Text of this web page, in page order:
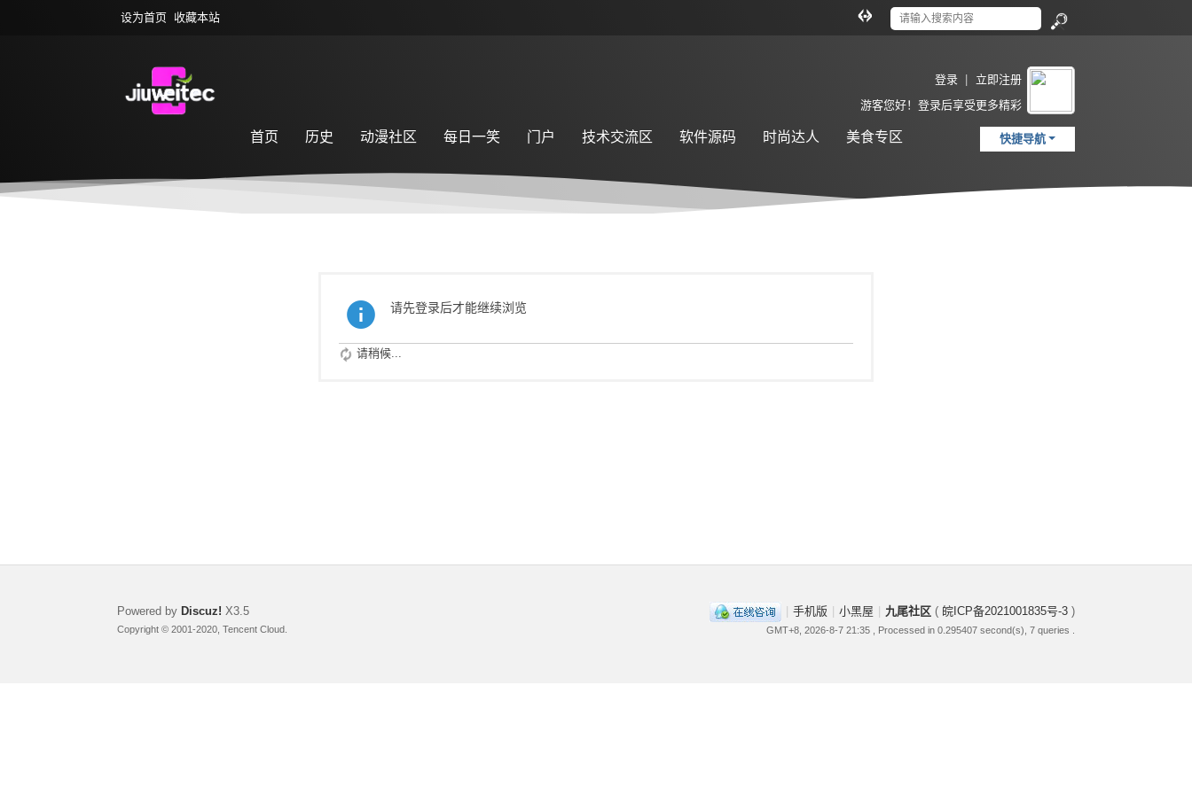
设为首页 收藏本站
索
登录
立即注册
游客您好！登录后享受更多精彩
快捷导航
首页 历史 动漫社区 每日一笑 门户 技术交流区 软件源码 时尚达人
美食专区
请先登录后才能继续浏览
请稍候...
手机版 小黑屋 九尾社区 ( 皖ICP备2021001835号-3 )
GMT+8, 2026-8-7 21:35 , Processed in 0.295407 second(s), 7 queries .
Powered by Discuz! X3.5
Copyright © 2001-2020, Tencent Cloud.